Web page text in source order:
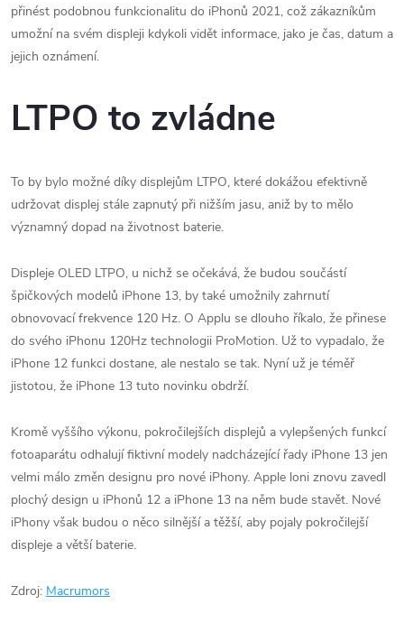
přinést podobnou funkcionalitu do iPhonů 2021, což zákazníkům
umožní na svém displeji kdykoli vidět informace, jako je čas, datum a
jejich oznámení.
LTPO to zvládne
To by bylo možné díky displejům LTPO, které dokážou efektivně
udržovat displej stále zapnutý při nižším jasu, aniž by to mělo
významný dopad na životnost baterie.
Displeje OLED LTPO, u nichž se očekává, že budou součástí
špičkových modelů iPhone 13, by také umožnily zahrnutí
obnovovací frekvence 120 Hz. O Applu se dlouho říkalo, že přinese
do svého iPhonu 120Hz technologii ProMotion. Už to vypadalo, že
iPhone 12 funkci dostane, ale nestalo se tak. Nyní už je téměř
jistotou, že iPhone 13 tuto novinku obdrží.
Kromě vyššího výkonu, pokročilejších displejů a vylepšených funkcí
fotoaparátu odhalují fiktivní modely nadcházející řady iPhone 13 jen
velmi málo změn designu pro nové iPhony. Apple loni znovu zavedl
plochý design u iPhonů 12 a iPhone 13 na něm bude stavět. Nové
iPhony však budou o něco silnější a těžší, aby pojaly pokročilejší
displeje a větší baterie.
Zdroj: Macrumors